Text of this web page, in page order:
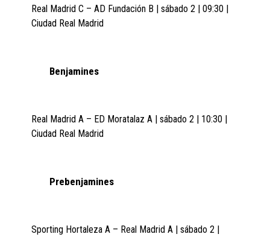
Real Madrid C – AD Fundación B | sábado 2 | 09:30 |
Ciudad Real Madrid
Benjamines
Real Madrid A – ED Moratalaz A | sábado 2 | 10:30 |
Ciudad Real Madrid
Prebenjamines
Sporting Hortaleza A – Real Madrid A | sábado 2 |